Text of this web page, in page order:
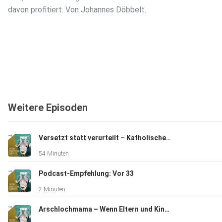
davon profitiert. Von Johannes Döbbelt.
Weitere Episoden
Versetzt statt verurteilt – Katholische Priester, Missbrauch und Strafvereitlung
54 Minuten
Podcast-Empfehlung: Vor 33
2 Minuten
Arschlochmama – Wenn Eltern und Kinder streiten